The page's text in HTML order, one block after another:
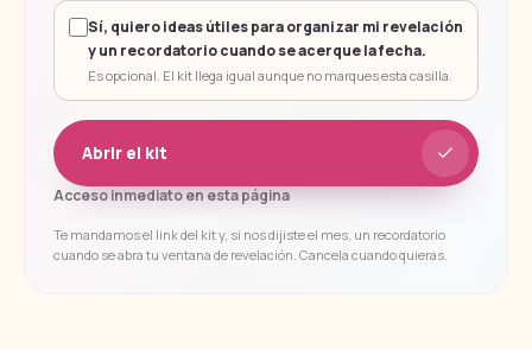
Sí, quiero ideas útiles para organizar mi revelación
y un recordatorio cuando se acerque la fecha.
Es opcional. El kit llega igual aunque no marques esta casilla.
Abrir el kit
Acceso inmediato en esta página
Te mandamos el link del kit y, si nos dijiste el mes, un recordatorio
cuando se abra tu ventana de revelación. Cancela cuando quieras.